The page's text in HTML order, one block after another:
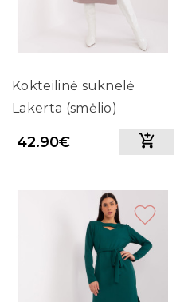
Kokteilinė suknelė
Lakerta (smėlio)
42.90€